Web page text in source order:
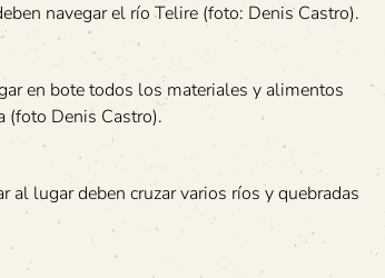
navegar el río Telire (foto: Denis Castro).
en bote todos los materiales y alimentos
(foto Denis Castro).
al lugar deben cruzar varios ríos y quebradas